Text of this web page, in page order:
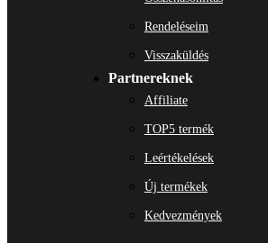
Rendeléseim
Visszaküldés
Partnereknek
Affiliate
TOP5 termék
Leértékelések
Új termékek
Kedvezmények